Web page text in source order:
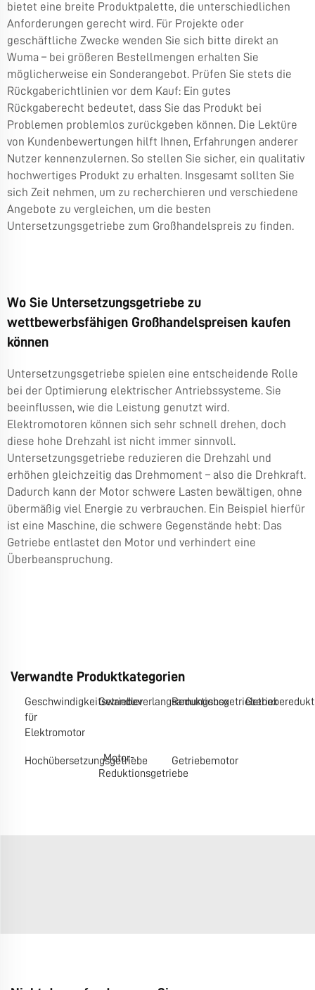
bietet eine breite Produktpalette, die unterschiedlichen
Anforderungen gerecht wird. Für Projekte oder
geschäftliche Zwecke wenden Sie sich bitte direkt an
Wuma – bei größeren Bestellmengen erhalten Sie
möglicherweise ein Sonderangebot. Prüfen Sie stets die
Rückgaberichtlinien vor dem Kauf: Ein gutes
Rückgaberecht bedeutet, dass Sie das Produkt bei
Problemen problemlos zurückgeben können. Die Lektüre
von Kundenbewertungen hilft Ihnen, Erfahrungen anderer
Nutzer kennenzulernen. So stellen Sie sicher, ein qualitativ
hochwertiges Produkt zu erhalten. Insgesamt sollten Sie
sich Zeit nehmen, um zu recherchieren und verschiedene
Angebote zu vergleichen, um die besten
Untersetzungsgetriebe zum Großhandelspreis zu finden.
Wo Sie Untersetzungsgetriebe zu
wettbewerbsfähigen Großhandelspreisen kaufen
können
Untersetzungsgetriebe spielen eine entscheidende Rolle
bei der Optimierung elektrischer Antriebssysteme. Sie
beeinflussen, wie die Leistung genutzt wird.
Elektromotoren können sich sehr schnell drehen, doch
diese hohe Drehzahl ist nicht immer sinnvoll.
Untersetzungsgetriebe reduzieren die Drehzahl und
erhöhen gleichzeitig das Drehmoment – also die Drehkraft.
Dadurch kann der Motor schwere Lasten bewältigen, ohne
übermäßig viel Energie zu verbrauchen. Ein Beispiel hierfür
ist eine Maschine, die schwere Gegenstände hebt: Das
Getriebe entlastet den Motor und verhindert eine
Überbeanspruchung.
Verwandte Produktkategorien
Geschwindigkeitswandler
für
Elektromotor
Getriebeverlangsamungsbox
Reduktionsgetriebebox
Hochübersetzungsgetriebe
Motor-
Reduktionsgetriebe
Getriebemotor